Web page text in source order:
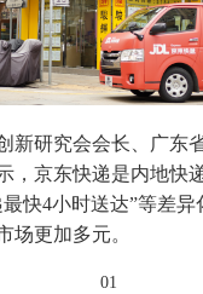
新研究会会长、广东
，京东快递是内地快
快4小时送达”等差异
场更加多元。
01